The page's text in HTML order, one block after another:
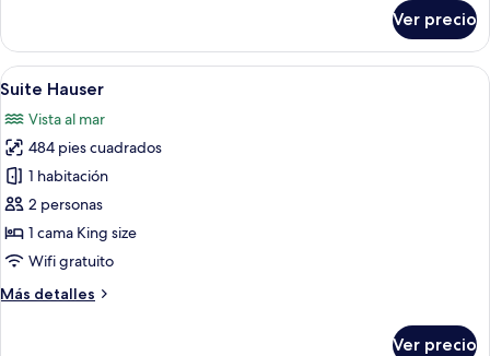
Horace
Edouard
Ver precio
Abrir
todas
las
fotos
de
Suite
Hauser
Una habitación con cama, dos sillas,
2
Suite Hauser
Vista al mar
484 pies cuadrados
1 habitación
2 personas
1 cama King size
Wifi gratuito
Más detalles
Más
Ver precio